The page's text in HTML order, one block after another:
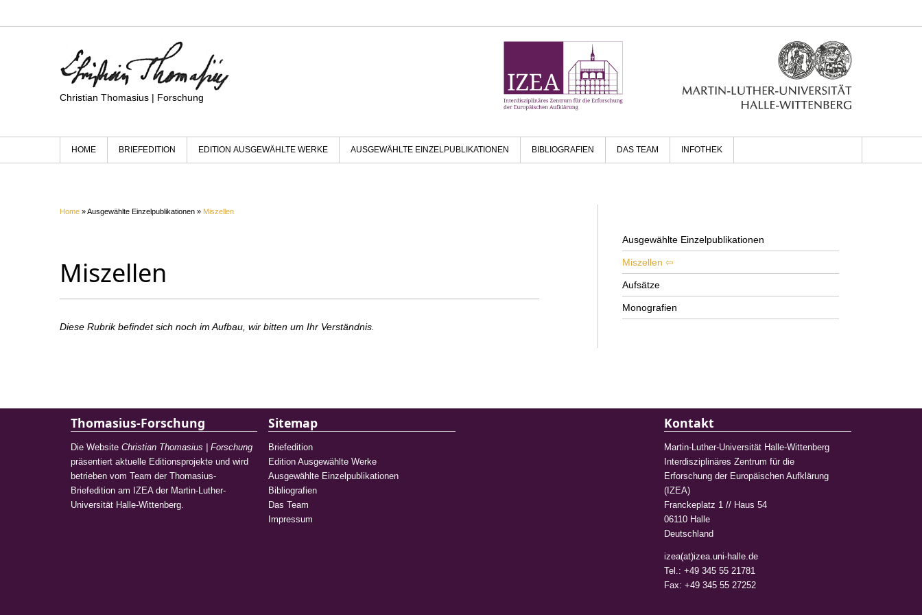
Christian Thomasius | Forschung
HOME BRIEFEDITION EDITION AUSGEWÄHLTE WERKE AUSGEWÄHLTE EINZELPUBLIKATIONEN BIBLIOGRAFIEN DAS TEAM INFOTHEK
Home » Ausgewählte Einzelpublikationen » Miszellen
Miszellen
Diese Rubrik befindet sich noch im Aufbau, wir bitten um Ihr Verständnis.
Ausgewählte Einzelpublikationen
Miszellen
Aufsätze
Monografien
Thomasius-Forschung
Die Website Christian Thomasius | Forschung
präsentiert aktuelle Editionsprojekte und wird
betrieben vom Team der Thomasius-
Briefedition am IZEA der Martin-Luther-
Universität Halle-Wittenberg.
Sitemap
Briefedition
Edition Ausgewählte Werke
Ausgewählte Einzelpublikationen
Bibliografien
Das Team
Impressum
Kontakt
Martin-Luther-Universität Halle-Wittenberg
Interdisziplinäres Zentrum für die
Erforschung der Europäischen Aufklärung
(IZEA)
Franckeplatz 1 // Haus 54
06110 Halle
Deutschland
izea(at)izea.uni-halle.de
Tel.: +49 345 55 21781
Fax: +49 345 55 27252